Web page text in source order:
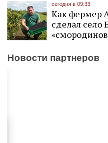
сегодня в 09:33
Как фермер
сделал село
Новости партнеров